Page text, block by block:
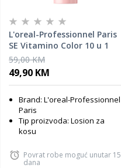
L'oreal-Professionnel Paris
SE Vitamino Color 10 u 1
sprej za obojenu kosu
LP697436, 190 ml
59,00 KM
49,90 KM
Brand: L'oreal-Professionnel
Paris
Tip proizvoda: Losion za
kosu
Povrat robe moguć unutar 15
dana